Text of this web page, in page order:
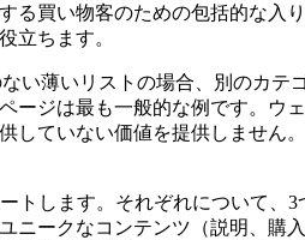
買い物客のための包括的な入
立ちます。
い薄いリストの場合、別のカ
ジは最も一般的な例です。ウ
していない価値を提供しませ
します。それぞれについて
ークなコンテンツ（説明、